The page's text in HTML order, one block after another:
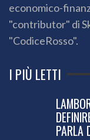
economico-
"contributor" di
"CodiceRosso".
I PIÙ LETTI
PARLA